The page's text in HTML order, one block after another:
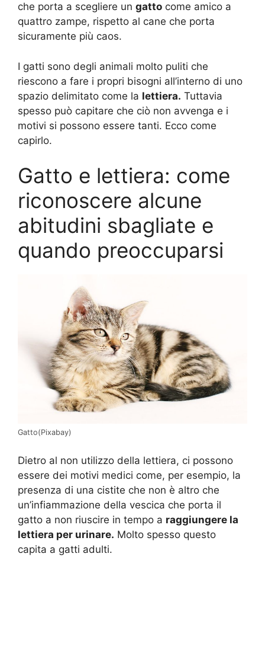
che porta a scegliere un gatto come amico a
quattro zampe, rispetto al cane che porta
sicuramente più caos.
I gatti sono degli animali molto puliti che
riescono a fare i propri bisogni all’interno di uno
spazio delimitato come la lettiera. Tuttavia
spesso può capitare che ciò non avvenga e i
motivi si possono essere tanti. Ecco come
capirlo.
Gatto e lettiera: come
riconoscere alcune
abitudini sbagliate e
quando preoccuparsi
Gatto(Pixabay)
Dietro al non utilizzo della lettiera, ci possono
essere dei motivi medici come, per esempio, la
presenza di una cistite che non è altro che
un’infiammazione della vescica che porta il
gatto a non riuscire in tempo a raggiungere la
lettiera per urinare. Molto spesso questo
capita a gatti adulti.